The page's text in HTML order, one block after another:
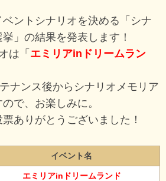
ントシナリオを決める「シナ
」の結果を発表します！
は「 エミリアinドリームラン
ナンス後からシナリオメモリア
で、お楽しみに。
ありがとうございました！
イベント名
エミリアinドリームランド